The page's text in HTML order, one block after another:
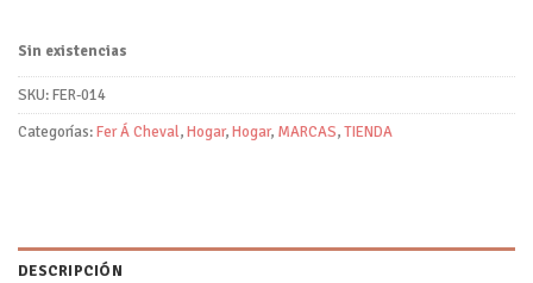
Sin existencias
SKU:FER-014
Categorías:Fer Á Cheval,Hogar,Hogar, MARCAS,TIENDA
DESCRIPCIÓN